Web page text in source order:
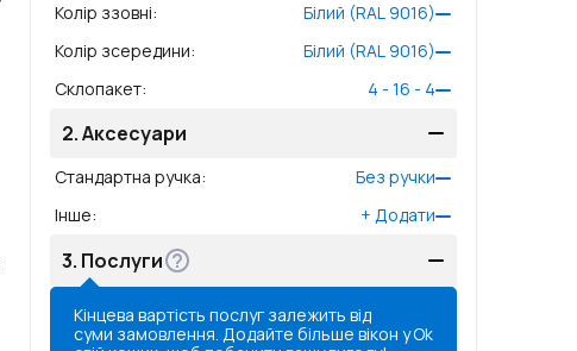
Колір ззовні:
Білий (RAL 9016)
Колір зсередини:
Білий (RAL 9016)
Склопакет: 4 - 16 - 4
2.Аксесуари
Стандартна ручка:
Без ручки
Інше: + Додати
3. Послуги
Кінцева вартість послуг залежить від
суми замовлення. Додайте більше вікон уOk